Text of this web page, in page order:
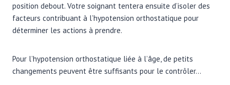
position debout. Votre soignant tentera ensuite d’isoler des
facteurs contribuant à l’hypotension orthostatique pour
déterminer les actions à prendre.
Pour l’hypotension orthostatique liée à l’âge, de petits
changements peuvent être suffisants pour le contrôler…